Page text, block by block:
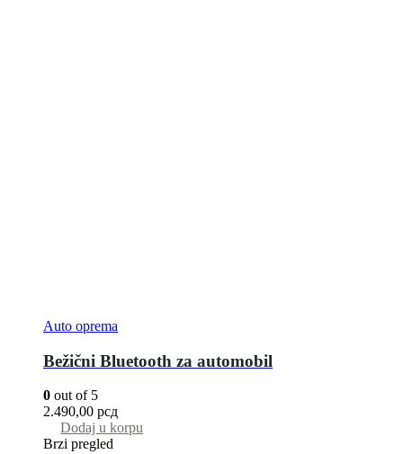
Auto oprema
Bežični Bluetooth za automobil
0 out of 5
2.490,00 рсд
Dodaj u korpu
Brzi pregled